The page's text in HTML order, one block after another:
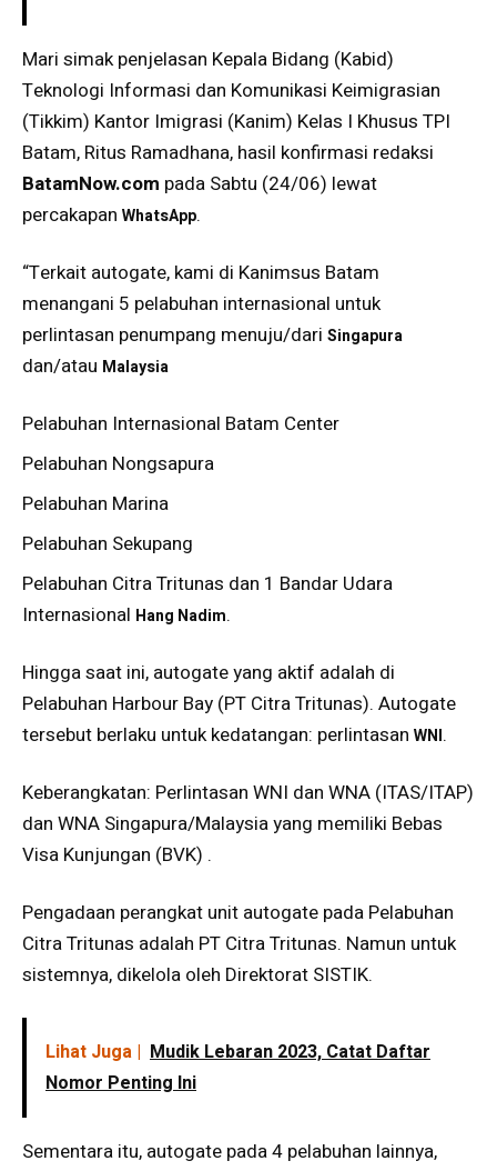
Mari simak penjelasan Kepala Bidang (Kabid)
Teknologi Informasi dan Komunikasi Keimigrasian
(Tikkim) Kantor Imigrasi (Kanim) Kelas I Khusus TPI
Batam, Ritus Ramadhana, hasil konfirmasi redaksi
BatamNow.com pada Sabtu (24/06) lewat
percakapan WhatsApp.
“Terkait autogate, kami di Kanimsus Batam
menangani 5 pelabuhan internasional untuk
perlintasan penumpang menuju/dari Singapura
dan/atau Malaysia
Pelabuhan Internasional Batam Center
Pelabuhan Nongsapura
Pelabuhan Marina
Pelabuhan Sekupang
Pelabuhan Citra Tritunas dan 1 Bandar Udara
Internasional Hang Nadim.
Hingga saat ini, autogate yang aktif adalah di
Pelabuhan Harbour Bay (PT Citra Tritunas). Autogate
tersebut berlaku untuk kedatangan: perlintasan WNI.
Keberangkatan: Perlintasan WNI dan WNA (ITAS/ITAP)
dan WNA Singapura/Malaysia yang memiliki Bebas
Visa Kunjungan (BVK) .
Pengadaan perangkat unit autogate pada Pelabuhan
Citra Tritunas adalah PT Citra Tritunas. Namun untuk
sistemnya, dikelola oleh Direktorat SISTIK.
Lihat Juga | Mudik Lebaran 2023, Catat Daftar
Nomor Penting Ini
Sementara itu, autogate pada 4 pelabuhan lainnya,